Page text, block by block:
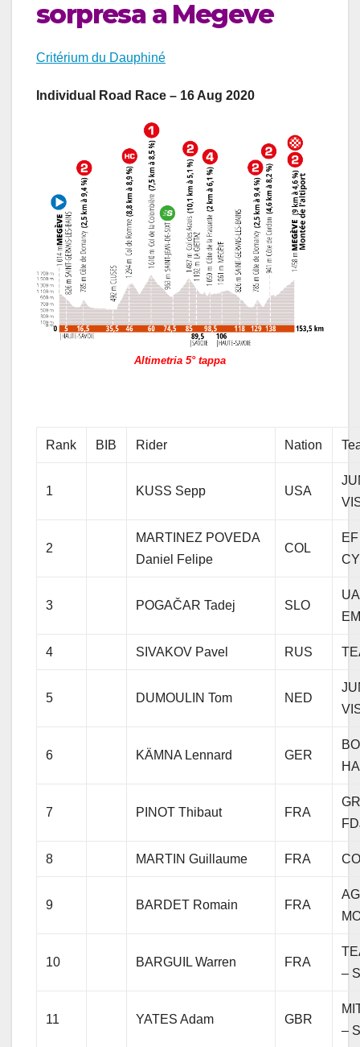
sorpresa a Megeve
Critérium du Dauphiné
Individual Road Race – 16 Aug 2020
Altimetria 5° tappa
Rank BIB Rider Nation
1 KUSS Sepp USA
2
MARTINEZ POVEDA
Daniel Felipe
COL
3 POGAČAR Tadej SLO
4 SIVAKOV Pavel RUS
5 DUMOULIN Tom NED
6 KÄMNA Lennard GER
7 PINOT Thibaut FRA
8 MARTIN Guillaume FRA
9 BARDET Romain FRA
10 BARGUIL Warren FRA
–
11 YATES Adam GBR
–